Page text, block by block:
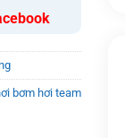
bơm hơi team